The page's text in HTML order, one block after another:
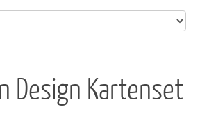
Design Kartenset